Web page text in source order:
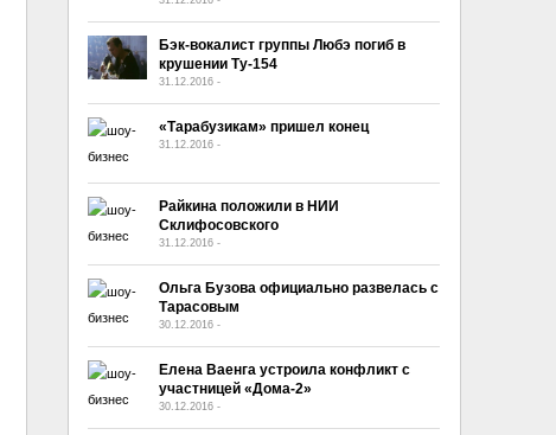
Бэк-вокалист группы Любэ погиб в
крушении Ту-154
31.12.2016-
«Тарабузикам» пришел конец
31.12.2016-
Райкина положили в НИИ
Склифосовского
31.12.2016-
Ольга Бузова официально развелась с
Тарасовым
30.12.2016-
Елена Ваенга устроила конфликт с
участницей «Дома-2»
30.12.2016-